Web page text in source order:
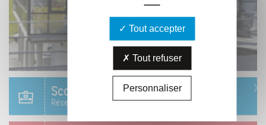
Scolaire
Réservation & informations
Tout accepter
Tout refuser
Personnaliser